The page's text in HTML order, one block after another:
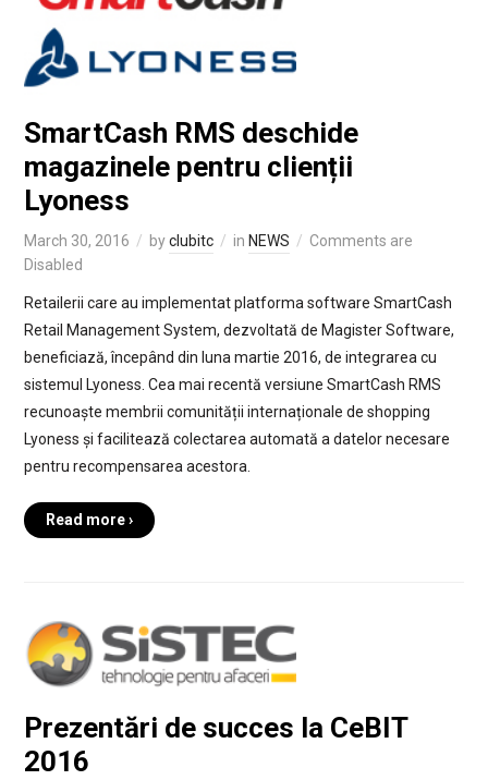
SmartCash RMS deschide
magazinele pentru clienții
Lyoness
March 30, 2016 byclubitc in NEWS
Comments are
Disabled
Retailerii care au implementat platforma software SmartCash
Retail Management System, dezvoltată de Magister Software,
beneficiază, începând din luna martie 2016, de integrarea cu
sistemul Lyoness. Cea mai recentă versiune SmartCash RMS
recunoaște membrii comunității internaționale de shopping
Lyoness și facilitează colectarea automată a datelor necesare
pentru recompensarea acestora.
Read more ›
Prezentări de succes la CeBIT
2016